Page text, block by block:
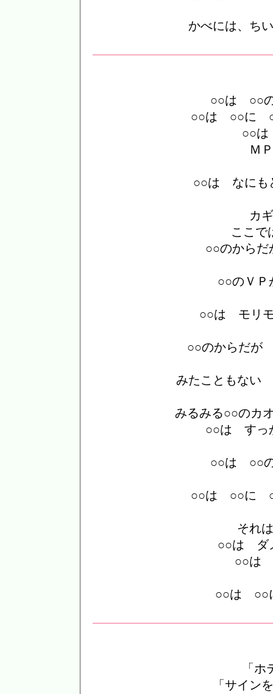
かべには、ち
○○は ○○の
○○は ○○に
○○
Ｍ
○○は なにも
カ
ここ
○○のから
○○のＶ
○○は モリモ
○○のからだが
みたこともない
みるみる○○のカ
○○は すっ
○○は ○○の
○○は ○○に
それ
○○は ダ
○○は
○○は ○○
「
「サイ